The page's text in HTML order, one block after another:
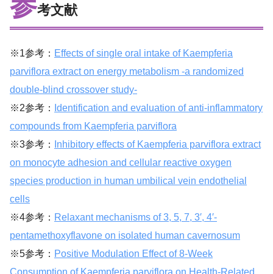
考文献
※1参考： Effects of single oral intake of Kaempferia
parviflora extract on energy metabolism -a randomized
double-blind crossover study-
※2参考：
Identification and evaluation of anti-inflammatory
compounds from Kaempferia parviflora
※3参考：
Inhibitory effects of Kaempferia parviflora extract
on monocyte adhesion and cellular reactive oxygen
species production in human umbilical vein endothelial
cells
※4参考： Relaxant mechanisms of 3, 5, 7, 3′, 4′-
pentamethoxyflavone on isolated human cavernosum
※5参考： Positive Modulation Effect of 8-Week